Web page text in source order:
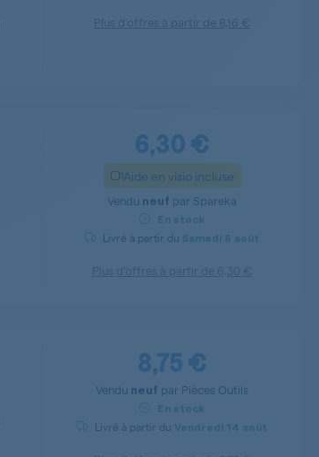
6,30 €
Aide en visio incluse
Vendu neuf par Spareka
En stock
Livré à partir du Samedi 8 août
8,75 €
Vendu neuf par Pièces Outils
En stock
Livré à partir du Vendredi 14 août